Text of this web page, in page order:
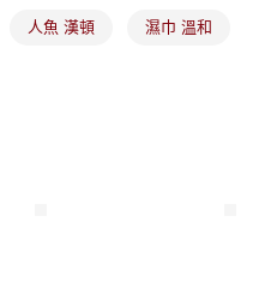
你分期」於每月結算日後寄送繳費提
繳費。
人魚 漢頓 濕巾 溫和